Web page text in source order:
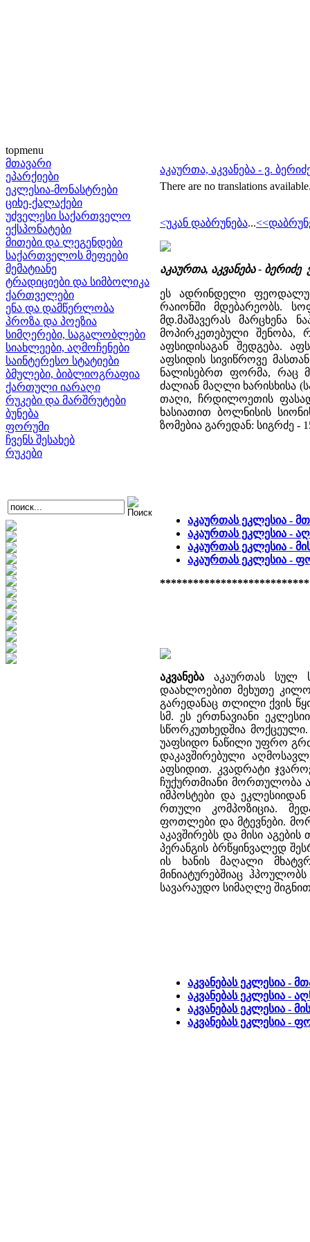
topmenu
მთავარი
ეპარქიები
ეკლესია-მონასტრები
ციხე-ქალაქები
უძველესი საქართველო
ექსპონატები
მითები და ლეგენდები
საქართველოს მეფეები
მემატიანე
ტრადიციები და სიმბოლიკა
ქართველები
ენა და დამწერლობა
პროზა და პოეზია
სიმღერები, საგალობლები
სიახლეები, აღმოჩენები
საინტერესო სტატიები
ბმულები, ბიბლიოგრაფია
ქართული იარაღი
რუკები და მარშრუტები
ბუნება
ფორუმი
ჩვენს შესახებ
რუკები
აკაურთა, აკვანება - ვ.
There are no translations
<უკან დაბრუნება...
აკაურთა, აკვანება -
ეს ადრინდელი
რაიონში მდებარეობს.
მდ.მაშავერას მარცხენა
მოპირკეთებული
აფსიდისაგან შედგება.
აფსიდის სივიწროვე
ნალისებრთ ფორმა, რაც
ძალიან მაღლი ხარისხისა
თაღი, ჩრდილოეთის
ხასიათით ბოლნისის
ზომებია გარედან: სიგრძე -
აკაურთას ეკლესია -
აკაურთას ეკლესია -
აკაურთას ეკლესია -
აკაურთას ეკლესია -
აკვანება აკაურთას სულ
დაახლოებით მეხუთე
გარედანაც თლილი ქვის
სმ. ეს ერთნავიანი
სწორკუთხედშია
უაფსიდო ნაწილი უფრო
დაკავშირებული
აფსიდით. კვადრატი
ჩუქურთმიანი მორთულობა
იმპოსტები და
რთული კომპოზიცია.
ფოთლები და მტევნები.
აკავშირებს და მისი
პერანგის ბრწყინვალედ
ის ხანის მაღალი
მინიატურებშიაც
სავარაუდო სიმაღლე
აკვანებას ეკლესია -
აკვანებას ეკლესია -
აკვანებას ეკლესია -
აკვანებას ეკლესია -